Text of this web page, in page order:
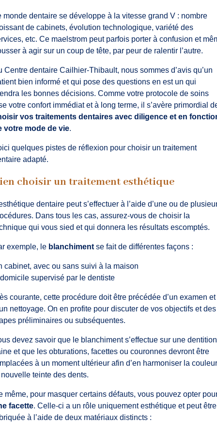
monde dentaire se développe à la vitesse grand V : nombre
de cabinets, évolution technologique, variété des
etc. Ce maelstrom peut parfois porter à confusion et
à agir sur un coup de tête, par peur de ralentir l’autre.
Centre dentaire Cailhier-Thibault, nous sommes d’avis qu’un
bien informé et qui pose des questions en est un qui
les bonnes décisions. Comme votre protocole de soins
votre confort immédiat et à long terme, il s’avère primordial
vos traitements dentaires avec diligence et en
votre mode de vie.
quelques pistes de réflexion pour choisir un traitement
adapté.
choisir un traitement esthétique
dentaire peut s’effectuer à l’aide d’une ou de
Dans tous les cas, assurez-vous de choisir la
qui vous sied et qui donnera les résultats escomptés.
exemple, le blanchiment se fait de différentes façons :
cabinet, avec ou sans suivi à la maison
supervisé par le dentiste
courante, cette procédure doit être précédée d’un examen et
nettoyage. On en profite pour discuter de vos objectifs et des
préliminaires ou subséquentes.
devez savoir que le blanchiment s’effectue sur une dentition
et que les obturations, facettes ou couronnes devront être
à un moment ultérieur afin d’en harmoniser la
teinte des dents.
même, pour masquer certains défauts, vous pouvez opter
facette. Celle-ci a un rôle uniquement esthétique et peut être
à l’aide de deux matériaux distincts :